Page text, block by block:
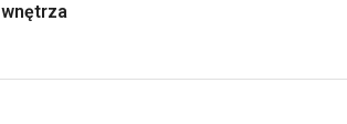
wnętrza